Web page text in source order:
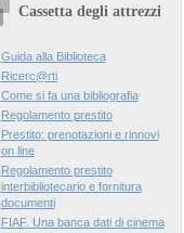
Cassetta degli attrezzi
Guida alla Biblioteca
Ricerc@rti
Come si fa una bibliografia
Regolamento prestito
Prestito: prenotazioni e rinnovi
on line
Regolamento prestito
interbibliotecario e fornitura
documenti
FIAF. Una banca dati di cinema